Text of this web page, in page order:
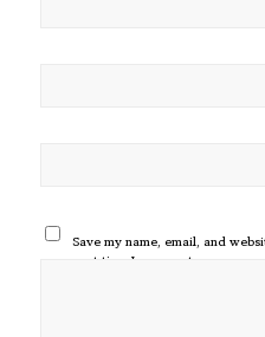
Save my name, email, and
next time I comment.